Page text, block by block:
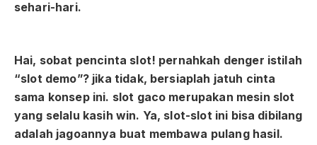
sehari-hari.
Hai, sobat pencinta slot! pernahkah denger istilah
“slot demo”? jika tidak, bersiaplah jatuh cinta
sama konsep ini. slot gaco merupakan mesin slot
yang selalu kasih win. Ya, slot-slot ini bisa dibilang
adalah jagoannya buat membawa pulang hasil.